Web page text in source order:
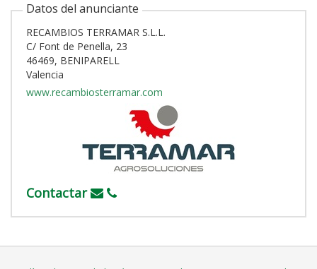
Datos del anunciante
RECAMBIOS TERRAMAR S.L.L.
C/ Font de Penella, 23
46469, BENIPARELL
Valencia
www.recambiosterramar.com
Contactar